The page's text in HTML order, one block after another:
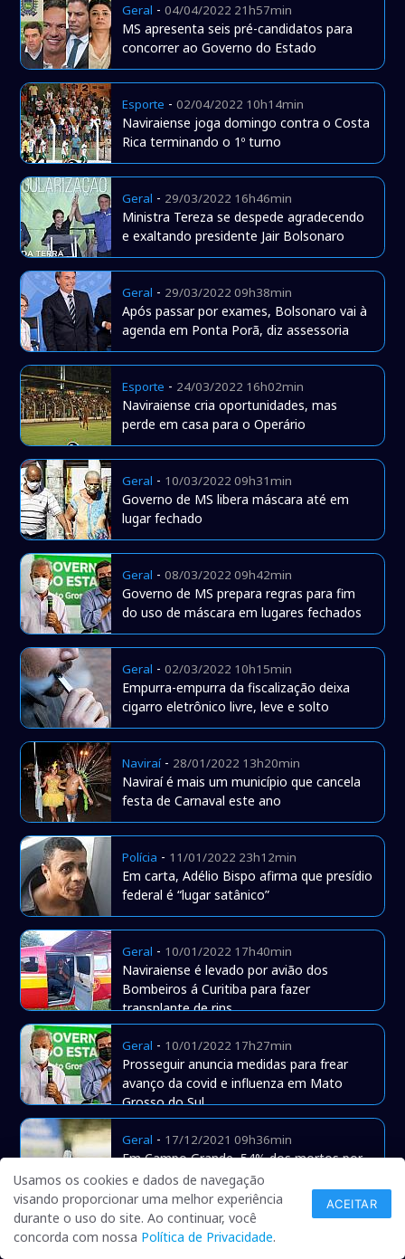
Geral -04/04/2022 21h57min
MS apresenta seis pré-candidatos para
concorrer ao Governo do Estado
Esporte -02/04/2022 10h14min
Naviraiense joga domingo contra o Costa
Rica terminando o 1º turno
Geral - 29/03/2022 16h46min
Ministra Tereza se despede agradecendo
e exaltando presidente Jair Bolsonaro
Geral - 29/03/2022 09h38min
Após passar por exames, Bolsonaro vai à
agenda em Ponta Porã, diz assessoria
Esporte - 24/03/2022 16h02min
Naviraiense cria oportunidades, mas
perde em casa para o Operário
Geral - 10/03/2022 09h31min
Governo de MS libera máscara até em
lugar fechado
Geral -08/03/2022 09h42min
Governo de MS prepara regras para fim
do uso de máscara em lugares fechados
Geral -02/03/2022 10h15min
Empurra-empurra da fiscalização deixa
cigarro eletrônico livre, leve e solto
Naviraí- 28/01/2022 13h20min
Naviraí é mais um município que cancela
festa de Carnaval este ano
Polícia - 11/01/2022 23h12min
Em carta, Adélio Bispo afirma que presídio
federal é “lugar satânico”
Geral - 10/01/2022 17h40min
Naviraiense é levado por avião dos
Bombeiros á Curitiba para fazer
transplante de rins
Geral - 10/01/2022 17h27min
Prosseguir anuncia medidas para frear
avanço da covid e influenza em Mato
Grosso do Sul
Geral - 17/12/2021 09h36min
Em Campo Grande, 54% dos mortos por
covid não tomaram nem a 1ª dose da
vacina
Geral-05/11/2021 09h08min
Usamos os cookies e dados de navegação
visando proporcionar uma melhor experiência
durante o uso do site. Ao continuar, você
concorda com nossa Política de Privacidade.
ACEITAR